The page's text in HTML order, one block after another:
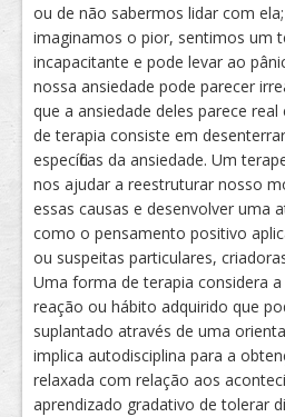
ou de não sabermos lidar com
imaginamos o pior, sentimos um
incapacitante e pode levar ao
nossa ansiedade pode parecer
que a ansiedade deles parece real
de terapia consiste em
específicas da ansiedade. Um
nos ajudar a reestruturar nosso
essas causas e desenvolver uma
como o pensamento positivo
ou suspeitas particulares,
Uma forma de terapia considera
reação ou hábito adquirido que
suplantado através de uma
implica autodisciplina para a
relaxada com relação aos
aprendizado gradativo de tolerar